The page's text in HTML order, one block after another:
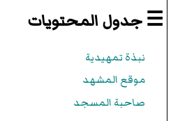
☰ جدول المحتويات
نبذة تمهيدية
موقع المشهد
صاحبة المسجد